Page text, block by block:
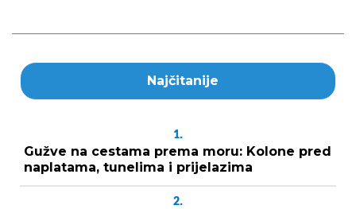
Najčitanije
1.
Gužve na cestama prema moru: Kolone pred
naplatama, tunelima i prijelazima
2.